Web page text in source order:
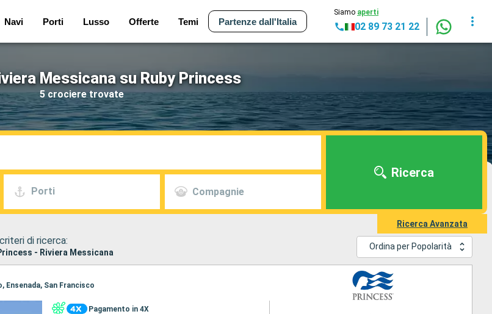
Navi Porti Lusso Offerte Temi Partenze dall'Italia
Siamo aperti
02 89 73 21 22
Messicana su Ruby Princess
5 crociere trovate
Porti Compagnie
Ricerca
Ricerca Avanzata
di ricerca:
- Riviera Messicana
Ordina per Popolarità
Ensenada, San Francisco
Pagamento in 4X